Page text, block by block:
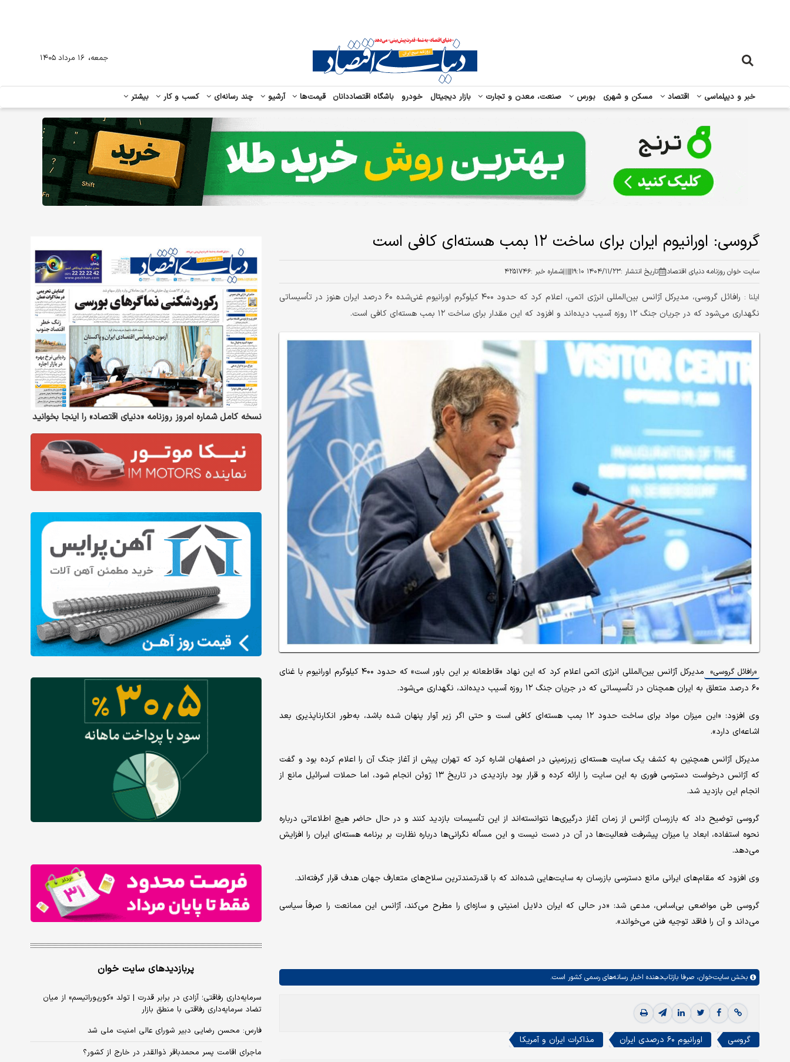
خبر و دیپلماسی اقتصاد مسکن و شهری بورس صنعت، معدن و تجارت بازار دیجیتال خودرو باشگاه اقتصاددانان قیمت‌ها آرشیو چند رسانه‌ای کسب و کار بیشتر
جمعه، ۱۶ مرداد ۱۴۰۵
گروسی: اورانیوم ایران برای ساخت ۱۲ بمب هسته‌ای کافی است
سایت خوان روزنامه دنیای اقتصاد تاریخ انتشار :۱۴۰۴/۱۱/۲۳ ۱۹:۱۰ شماره خبر :۴۲۵۱۷۴۶
ایلنا :
رافائل گروسی، مدیرکل آژانس بین‌المللی انرژی اتمی، اعلام کرد که حدود ۴۰۰ کیلوگرم اورانیوم غنی‌شده ۶۰ درصد ایران هنوز در تأسیساتی
نگهداری می‌شود که در جریان جنگ ۱۲ روزه آسیب دیده‌اند و افزود که این مقدار برای ساخت ۱۲ بمب هسته‌ای کافی است.
«رافائل گروسی»
مدیرکل آژانس بین‌المللی انرژی اتمی اعلام کرد که این نهاد «قاطعانه بر این باور است» که حدود ۴۰۰ کیلوگرم اورانیوم با غنای
۶۰ درصد متعلق به ایران همچنان در تأسیساتی که در جریان جنگ ۱۲ روزه آسیب دیده‌اند، نگهداری می‌شود.
وی افزود: «این میزان مواد برای ساخت حدود ۱۲ بمب هسته‌ای کافی است و حتی اگر زیر آوار پنهان شده باشد، به‌طور انکارناپذیری بعد
اشاعه‌ای دارد».
مدیرکل آژانس همچنین به کشف یک سایت هسته‌ای زیرزمینی در اصفهان اشاره کرد که تهران پیش از آغاز جنگ آن را اعلام کرده بود و گفت
که آژانس درخواست دسترسی فوری به این سایت را ارائه کرده و قرار بود بازدیدی در تاریخ ۱۳ ژوئن انجام شود، اما حملات اسرائیل مانع از
انجام این بازدید شد.
گروسی توضیح داد که بازرسان آژانس از زمان آغاز درگیری‌ها نتوانسته‌اند از این تأسیسات بازدید کنند و در حال حاضر هیچ اطلاعاتی درباره
نحوه استفاده، ابعاد یا میزان پیشرفت فعالیت‌ها در آن در دست نیست و این مسأله نگرانی‌ها درباره نظارت بر برنامه هسته‌ای ایران را افزایش
می‌دهد.
وی افزود که مقام‌های ایرانی مانع دسترسی بازرسان به سایت‌هایی شده‌اند که با قدرتمندترین سلاح‌های متعارف جهان هدف قرار گرفته‌اند.
گروسی طی مواضعی بی‌اساس، مدعی شد: «در حالی که ایران دلایل امنیتی و سازه‌ای را مطرح می‌کند، آژانس این ممانعت را صرفاً سیاسی
می‌داند و آن را فاقد توجیه فنی می‌خواند».
بخش سایت‌خوان، صرفا بازتاب‌دهنده اخبار رسانه‌های رسمی کشور است.
گروسی اورانیوم ۶۰ درصدی ایران مذاکرات ایران و آمریکا
نسخه کامل شماره امروز روزنامه «دنیای‌ اقتصاد» را اینجا بخوانید
پربازدیدهای سایت خوان
سرمایه‌داری رفاقتی؛ آزادی در برابر قدرت | تولد «کورپوراتیسم» از میان
تضاد سرمایه‌داری رفاقتی با منطق بازار
فارس: محسن رضایی دبیر شورای عالی امنیت ملی شد
ماجرای اقامت پسر محمدباقر ذوالقدر در خارج از کشور؟